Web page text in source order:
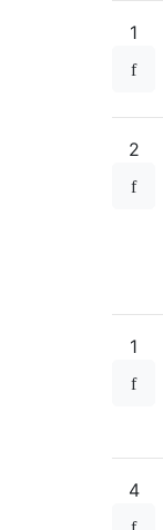
1
2
1
4